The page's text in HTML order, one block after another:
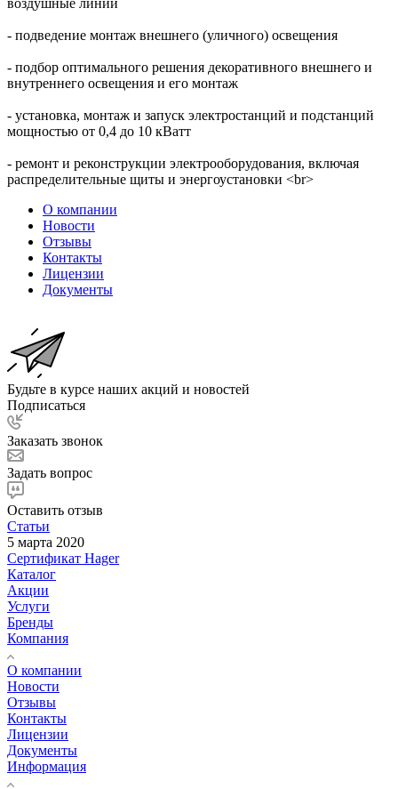
- подведение монтаж внешнего (уличного) освещения
- подбор оптимального решения декоративного внешнего и
внутреннего освещения и его монтаж
- установка, монтаж и запуск электростанций и подстанций
мощностью от 0,4 до 10 кВатт
- ремонт и реконструкции электрооборудования, включая
распределительные щиты и энергоустановки <br>
О компании
Новости
Отзывы
Контакты
Лицензии
Документы
Будьте в курсе наших акций и новостей
Подписаться
Заказать звонок
Задать вопрос
Оставить отзыв
Статьи
5 марта 2020
Сертификат Hager
Каталог
Акции
Услуги
Бренды
Компания
О компании
Новости
Отзывы
Контакты
Лицензии
Документы
Информация